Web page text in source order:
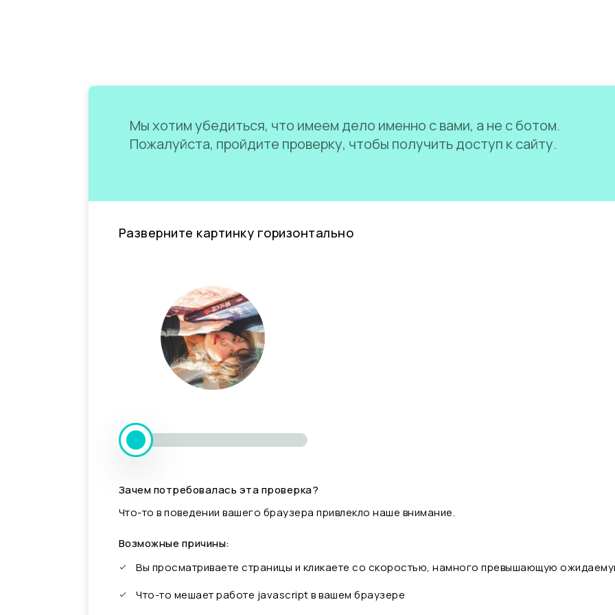
Мы хотим убедиться, что имеем дело именно с вами, а не с ботом.
Пожалуйста, пройдите проверку, чтобы получить доступ к сайту.
Разверните картинку горизонтально
Зачем потребовалась эта проверка?
Что-то в поведении вашего браузера привлекло наше внимание.
Возможные причины:
Вы просматриваете страницы и кликаете со скоростью, намного превышающую
Что-то мешает работе javascript в вашем браузере